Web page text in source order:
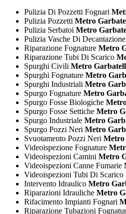
Pulizia Di Pozzetti Fognari
Pulizia Pozzetti Metro
Pulizia Serbatoi Metro
Pulizia Vasche Di Decantazione
Riparazione Fognature Metro
Riparazione Tubi Di Scarico
Spurghi Civili Metro
Spurghi Fognature Metro
Spurghi Industriali Metro
Spurgo Fognature Metro
Spurgo Fosse Biologiche
Spurgo Fosse Settiche Metro
Spurgo Industriale Metro
Spurgo Pozzi Neri Metro
Svuotamento Pozzi Neri Metro
Videoispezione Fognature
Videoispezioni Camini Metro
Videoispezioni Canne Fumarie
Videoispezioni Tubi Di Scarico
Intervento Idraulico Metro
Riparazioni Idrauliche Metro
Rifacimento Impianti Fognari
Riparazione Tubazioni